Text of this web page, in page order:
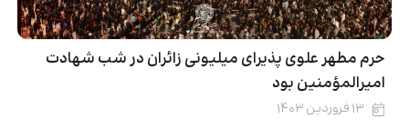
حرم مطهر علوی پذیرای میلیونی زائران در شب شهادت
امیرالمؤمنین بود
۱۳ فروردین ۱۴۰۳